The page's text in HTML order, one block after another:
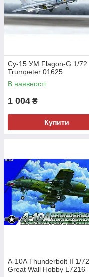
Су-15 УМ Flagon-G 1/72
Trumpeter 01625
В наявності
1 004 ₴
Купити
A-10A Thunderbolt II 1/72
Great Wall Hobby L7216